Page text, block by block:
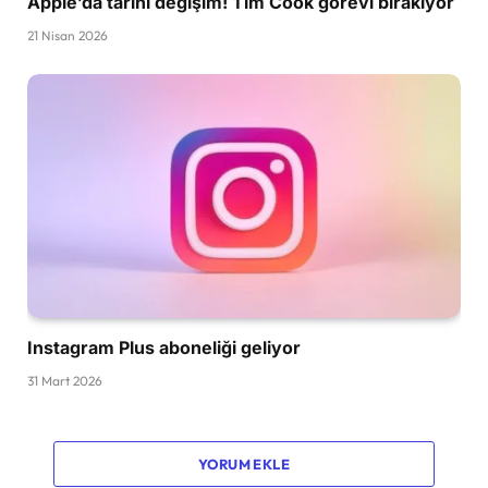
21 Nisan 2026
Instagram Plus aboneliği geliyor
31 Mart 2026
YORUM EKLE